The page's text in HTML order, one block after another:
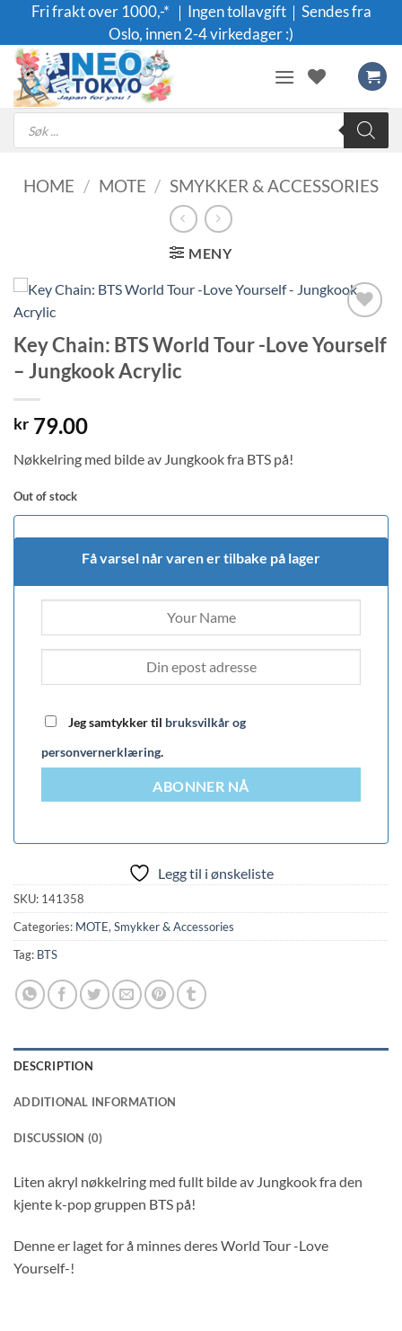
content
Fri frakt over 1000,-* ｜Ingen tollavgift｜Sendes fra
Oslo, innen 2-4 virkedager :)
Products
search
HOME / MOTE / SMYKKER & ACCESSORIES
MENY
ønskeliste
Key Chain: BTS World Tour -Love Yourself
– Jungkook Acrylic
kr 79.00
Nøkkelring med bilde av Jungkook fra BTS på!
Out of stock
Få varsel når varen er tilbake på lager
Jeg samtykker til bruksvilkår og
personvernerklæring.
ABONNER NÅ
Legg til i ønskeliste
SKU: 141358
Categories: MOTE, Smykker & Accessories
Tag: BTS
DESCRIPTION
ADDITIONAL INFORMATION
DISCUSSION (0)
Liten akryl nøkkelring med fullt bilde av Jungkook fra den
kjente k-pop gruppen BTS på!
Denne er laget for å minnes deres World Tour -Love
Yourself-!